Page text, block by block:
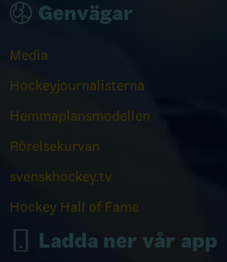
Genvägar
Media
Hockeyjournalisterna
Hemmaplansmodellen
Rörelsekurvan
svenskhockey.tv
Hockey Hall of Fame
Ladda ner vår app